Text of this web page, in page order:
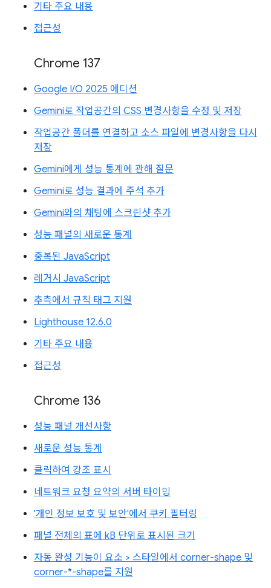
기타 주요 내용
접근성
Chrome 137
Google I/O 2025 에디션
Gemini로 작업공간의 CSS 변경사항을 수정 및 저장
작업공간 폴더를 연결하고 소스 파일에 변경사항을 다시
저장
Gemini에게 성능 통계에 관해 질문
Gemini로 성능 결과에 주석 추가
Gemini와의 채팅에 스크린샷 추가
성능 패널의 새로운 통계
중복된 JavaScript
레거시 JavaScript
추측에서 규칙 태그 지원
Lighthouse 12.6.0
기타 주요 내용
접근성
Chrome 136
성능 패널 개선사항
새로운 성능 통계
클릭하여 강조 표시
네트워크 요청 요약의 서버 타이밍
'개인 정보 보호 및 보안'에서 쿠키 필터링
패널 전체의 표에 kB 단위로 표시된 크기
자동 완성 기능이 요소 > 스타일에서 corner-shape 및
corner-*-shape를 지원